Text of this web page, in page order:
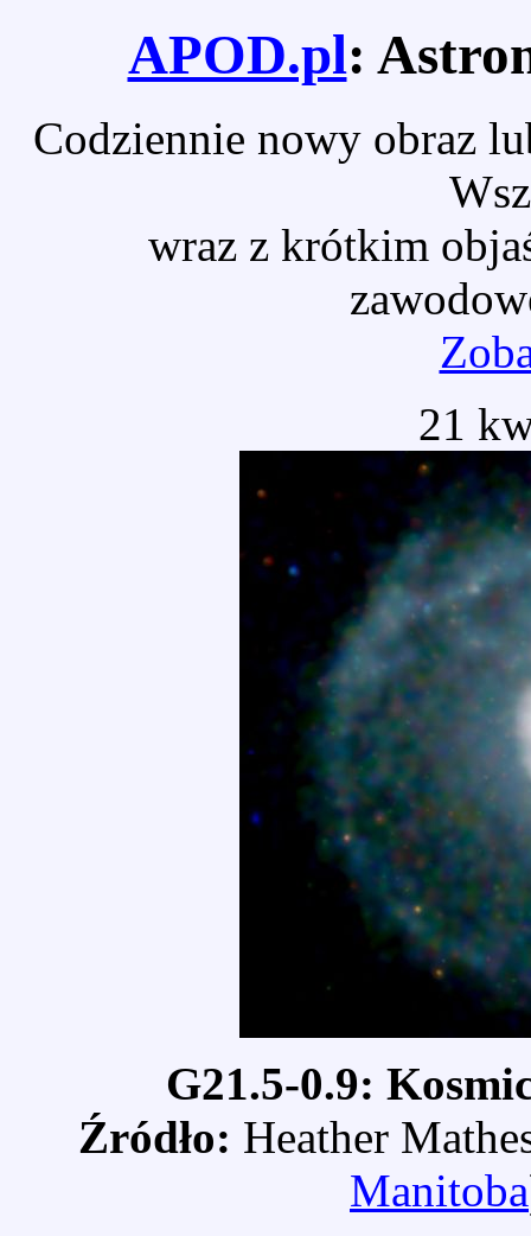
APOD.pl:
Codziennie nowy obraz
wraz z krótkim
21
G21.5-0.9:
Źródło: Heather
Manitoba